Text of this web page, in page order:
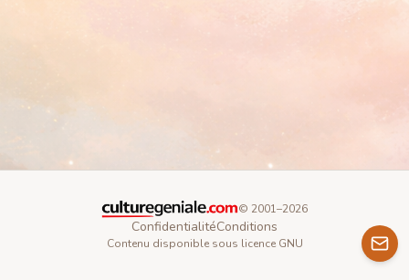
© 2001–2026
ConfidentialitéConditions
Contenu disponible sous licence GNU